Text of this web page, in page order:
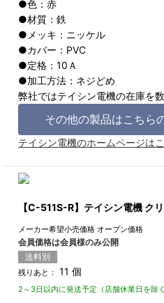
●色：赤
●材質：鉄
●メッキ：ニッケル
●カバー：PVC
●定格：10Ａ
●加工方法：ネジどめ
弊社ではテイシン電機の在庫を
その他の製品はこちら
テイシン電機のホームページは
【C-511S-R】テイシン電機 ク
メーカー希望小売価格 オープン価格
会員価格は会員様のみ公開
送料別
残りあと： 11 個
2～3日以内に発送予定（店舗休業日を除く